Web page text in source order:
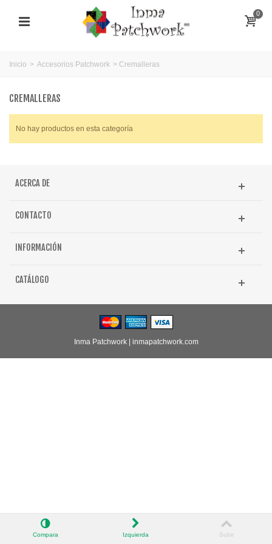
0
Inicio > Accesorios Patchwork > Cremalleras
CREMALLERAS
No hay productos en esta categoría
ACERCA DE
CONTACTO
INFORMACIÓN
CATÁLOGO
Inma Patchwork | inmapatchwork.com
Compara Izquierda Subir